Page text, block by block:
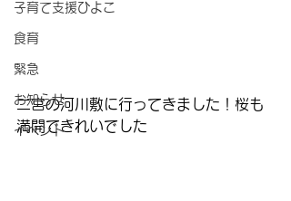
子育て支援ひよこ
食育
緊急
お知らせ
イベント
二宮の河川敷に行ってきました！桜も
満開できれいでした